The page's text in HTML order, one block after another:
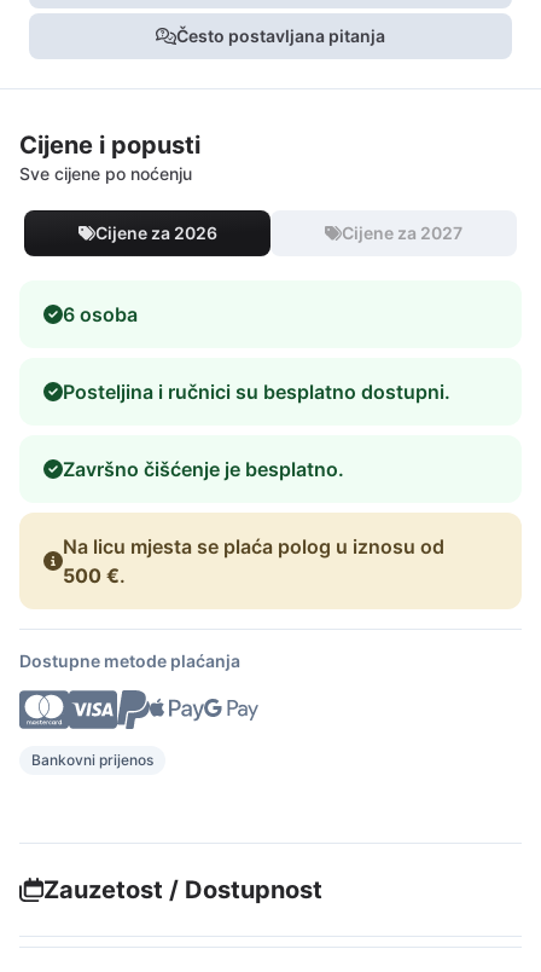
Često postavljana pitanja
Cijene i popusti
Sve cijene po noćenju
Cijene za 2026 Cijene za 2027
6 osoba
Posteljina i ručnici su besplatno dostupni.
Završno čišćenje je besplatno.
Na licu mjesta se plaća polog u iznosu od
500 €.
Dostupne metode plaćanja
Bankovni prijenos
Zauzetost / Dostupnost